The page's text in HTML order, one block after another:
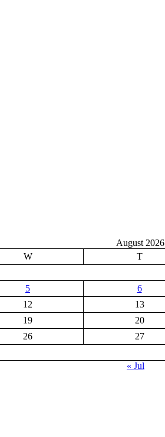
August 2026
W T
5 6
12 13
19 20
26 27
« Jul